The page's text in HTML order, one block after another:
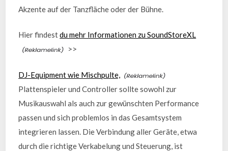
Akzente auf der Tanzfläche oder der Bühne.
Hier findestdu mehr Informationen zu SoundStoreXL
>>
DJ-Equipment wie Mischpulte,
Plattenspieler und Controller sollte sowohl zur
Musikauswahl als auch zur gewünschten Performance
passen und sich problemlos in das Gesamtsystem
integrieren lassen. Die Verbindung aller Geräte, etwa
durch die richtige Verkabelung und Steuerung, ist